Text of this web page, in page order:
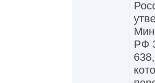
РФ